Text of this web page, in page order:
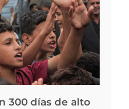
300 días de alto